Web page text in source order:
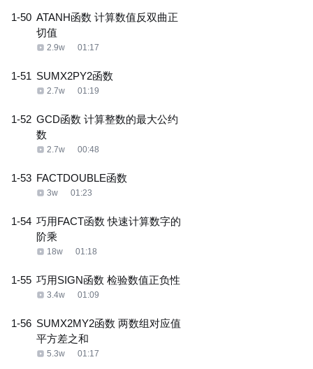
1-50 ATANH函数 计算数值反双曲正
切值
2.9w 01:17
1-51 SUMX2PY2函数
2.7w 01:19
1-52 GCD函数 计算整数的最大公约
数
2.7w 00:48
1-53 FACTDOUBLE函数
3w 01:23
1-54 巧用FACT函数 快速计算数字的
阶乘
18w 01:18
1-55 巧用SIGN函数 检验数值正负性
3.4w 01:09
1-56 SUMX2MY2函数 两数组对应值
平方差之和
5.3w 01:17